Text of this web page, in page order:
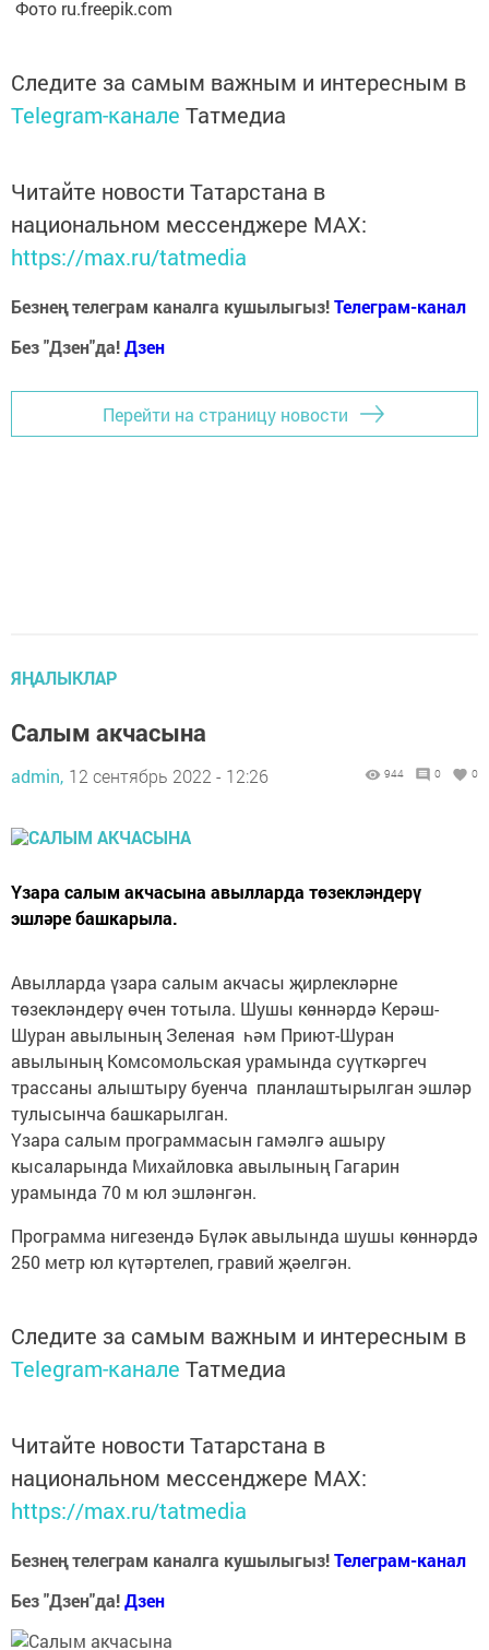
Фото ru.freepik.com
Следите за самым важным и интересным в
Telegram-канале Татмедиа
Читайте новости Татарстана в
национальном мессенджере MАХ:
https://max.ru/tatmedia
Безнең телеграм каналга кушылыгыз!Телеграм-канал
Без "Дзен"да!Дзен
Перейти на страницу новости
ЯҢАЛЫКЛАР
Салым акчасына
admin, 12 сентябрь 2022 - 12:26 944 0 0
Үзара салым акчасына авылларда төзекләндерү
эшләре башкарыла.
Авылларда үзара салым акчасы җирлекләрне
төзекләндерү өчен тотыла. Шушы көннәрдә Керәш-
Шуран авылының Зеленая һәм Приют-Шуран
авылының Комсомольская урамында суүткәргеч
трассаны алыштыру буенча планлаштырылган эшләр
тулысынча башкарылган.
Үзара салым программасын гамәлгә ашыру
кысаларында Михайловка авылының Гагарин
урамында 70 м юл эшләнгән.
Программа нигезендә Бүләк авылында шушы көннәрдә
250 метр юл күтәртелеп, гравий җәелгән.
Следите за самым важным и интересным в
Telegram-канале Татмедиа
Читайте новости Татарстана в
национальном мессенджере MАХ:
https://max.ru/tatmedia
Безнең телеграм каналга кушылыгыз!Телеграм-канал
Без "Дзен"да!Дзен